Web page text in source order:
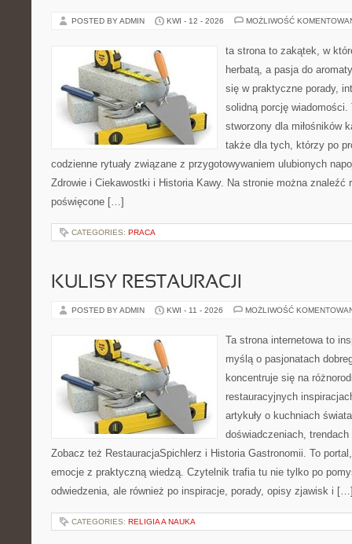
POSTED BY ADMIN KWI - 12 - 2026 MOŻLIWOŚĆ
ta strona to zakątek, w
herbatą, a pasja do
się w praktyczne porady,
solidną porcję wiadomości.
stworzony dla miłośników
także dla tych, którzy po
codzienne rytuały związane z przygotowywaniem ulubionych
Zdrowie i Ciekawostki i Historia Kawy. Na stronie można znaleźć
poświęcone […]
CATEGORIES: PRACA
KULISY RESTAURACJI
POSTED BY ADMIN KWI - 11 - 2026 MOŻLIWOŚĆ
Ta strona internetowa to
myślą o pasjonatach
koncentruje się na
restauracyjnych
artykuły o kuchniach
doświadczeniach,
Zobacz też RestauracjaSpichlerz i Historia Gastronomii. To
emocje z praktyczną wiedzą. Czytelnik trafia tu nie tylko po
odwiedzenia, ale również po inspiracje, porady, opisy zjawisk i
CATEGORIES: RELIGIA A NAUKA